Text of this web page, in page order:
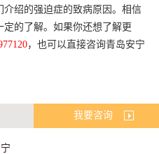
介绍的强迫症的致病原因。相信
的了解。如果你还想了解更
，也可以直接咨询青岛安宁
我要咨询